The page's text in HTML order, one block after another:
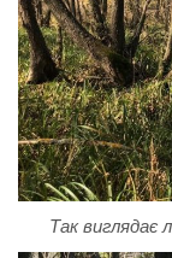
Так виглядає